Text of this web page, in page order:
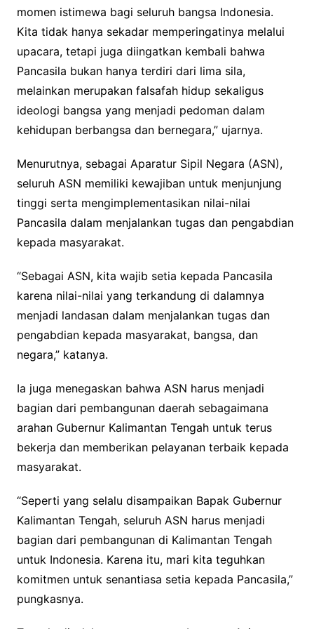
momen istimewa bagi seluruh bangsa Indonesia.
Kita tidak hanya sekadar memperingatinya melalui
upacara, tetapi juga diingatkan kembali bahwa
Pancasila bukan hanya terdiri dari lima sila,
melainkan merupakan falsafah hidup sekaligus
ideologi bangsa yang menjadi pedoman dalam
kehidupan berbangsa dan bernegara,” ujarnya.
Menurutnya, sebagai Aparatur Sipil Negara (ASN),
seluruh ASN memiliki kewajiban untuk menjunjung
tinggi serta mengimplementasikan nilai-nilai
Pancasila dalam menjalankan tugas dan pengabdian
kepada masyarakat.
“Sebagai ASN, kita wajib setia kepada Pancasila
karena nilai-nilai yang terkandung di dalamnya
menjadi landasan dalam menjalankan tugas dan
pengabdian kepada masyarakat, bangsa, dan
negara,” katanya.
Ia juga menegaskan bahwa ASN harus menjadi
bagian dari pembangunan daerah sebagaimana
arahan Gubernur Kalimantan Tengah untuk terus
bekerja dan memberikan pelayanan terbaik kepada
masyarakat.
“Seperti yang selalu disampaikan Bapak Gubernur
Kalimantan Tengah, seluruh ASN harus menjadi
bagian dari pembangunan di Kalimantan Tengah
untuk Indonesia. Karena itu, mari kita teguhkan
komitmen untuk senantiasa setia kepada Pancasila,”
pungkasnya.